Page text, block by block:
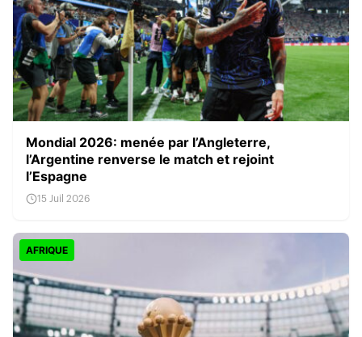
Mondial 2026: menée par l’Angleterre,
l’Argentine renverse le match et rejoint
l’Espagne
15 Juil 2026
AFRIQUE